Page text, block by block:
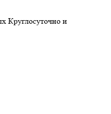
Круглосуточно и